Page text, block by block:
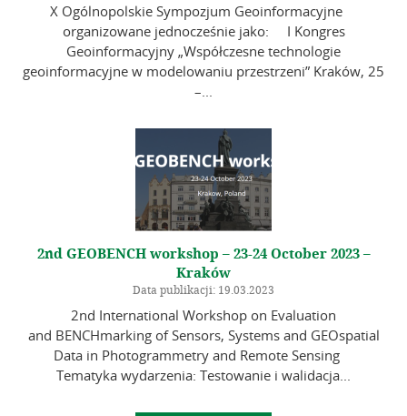
X Ogólnopolskie Sympozjum Geoinformacyjne
organizowane jednocześnie jako: I Kongres
Geoinformacyjny „Współczesne technologie
geoinformacyjne w modelowaniu przestrzeni” Kraków, 25
–...
2nd GEOBENCH workshop – 23-24 October 2023 –
Kraków
Data publikacji: 19.03.2023
2nd International Workshop on Evaluation
and BENCHmarking of Sensors, Systems and GEOspatial
Data in Photogrammetry and Remote Sensing
Tematyka wydarzenia: Testowanie i walidacja...